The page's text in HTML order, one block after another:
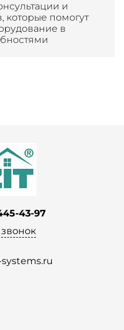
и
которые помогут
в
43-97
звонок